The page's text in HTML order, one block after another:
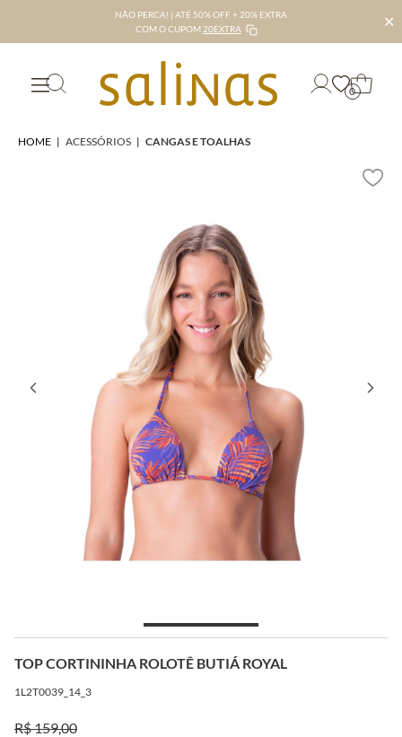
NÃO PERCA! | ATÉ 50% OFF + 20% EXTRA
COM O CUPOM 20EXTRA ✕
0
HOME | ACESSÓRIOS | CANGAS E TOALHAS
TOP CORTININHA ROLOTÊ BUTIÁ ROYAL
1L2T0039_14_3
R$ 159,00